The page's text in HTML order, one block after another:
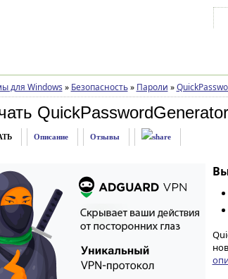
для Windows » Безопасность » Пароли »
QuickPasswordGenerator
Описание Отзывы